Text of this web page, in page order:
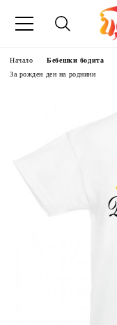
Начало Бебешки бодита
За рожден ден на роднини